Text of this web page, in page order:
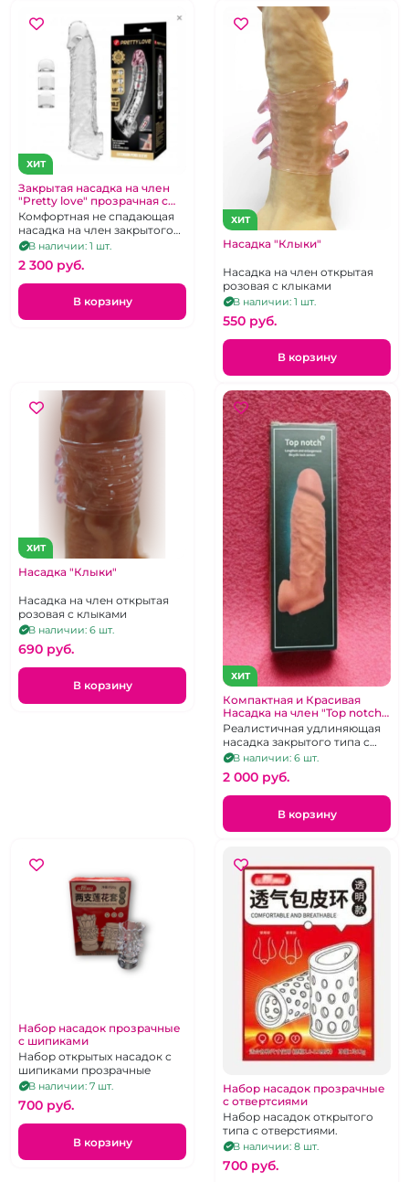
ХИТ
Закрытая насадка на член
"Pretty love" прозрачная с
отверстием для мошонки
Комфортная не спадающая
насадка на член закрытого
типа для увеличения члена в
В наличии: 1 шт.
2 300 pуб.
В корзину
ХИТ
Насадка "Клыки"
Насадка на член открытая
розовая с клыками
В наличии: 1 шт.
550 pуб.
В корзину
ХИТ
Насадка "Клыки"
Насадка на член открытая
розовая с клыками
В наличии: 6 шт.
690 pуб.
В корзину
ХИТ
Компактная и Красивая
Насадка на член "Top notch"
закрытая реалистичная с
подхватом мошонки
Реалистичная удлиняющая
насадка закрытого типа с
отверстием для мошонки.
В наличии: 6 шт.
2 000 pуб.
В корзину
Набор насадок прозрачные
с шипиками
Набор открытых насадок с
шипиками прозрачные
В наличии: 7 шт.
700 pуб.
В корзину
Набор насадок прозрачные
с отвертсиями
Набор насадок открытого
типа с отверстиями.
В наличии: 8 шт.
700 pуб.